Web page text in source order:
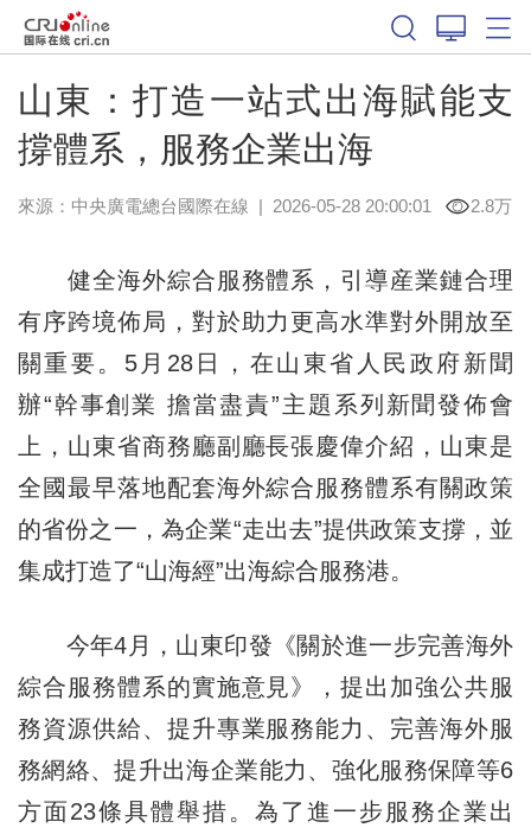
山東：打造一站式出海賦能支
撐體系，服務企業出海
來源：中央廣電總台國際在線 | 2026-05-28 20:00:01 2.8万
健全海外綜合服務體系，引導産業鏈合理
有序跨境佈局，對於助力更高水準對外開放至
關重要。5月28日，在山東省人民政府新聞
辦“幹事創業 擔當盡責”主題系列新聞發佈會
上，山東省商務廳副廳長張慶偉介紹，山東是
全國最早落地配套海外綜合服務體系有關政策
的省份之一，為企業“走出去”提供政策支撐，並
集成打造了“山海經”出海綜合服務港。
今年4月，山東印發《關於進一步完善海外
綜合服務體系的實施意見》，提出加強公共服
務資源供給、提升專業服務能力、完善海外服
務網絡、提升出海企業能力、強化服務保障等6
方面23條具體舉措。為了進一步服務企業出